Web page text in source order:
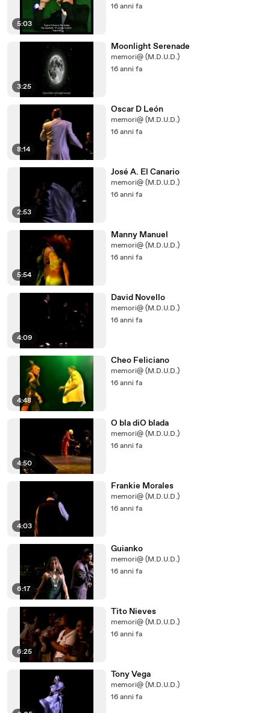
5:03
16 anni fa
3:25
Moonlight Serenade
memori@ (M.D.U.D.)
16 anni fa
8:14
Oscar D León
memori@ (M.D.U.D.)
16 anni fa
2:53
José A. El Canario
memori@ (M.D.U.D.)
16 anni fa
5:54
Manny Manuel
memori@ (M.D.U.D.)
16 anni fa
4:09
David Novello
memori@ (M.D.U.D.)
16 anni fa
4:48
Cheo Feliciano
memori@ (M.D.U.D.)
16 anni fa
4:50
O bla diO blada
memori@ (M.D.U.D.)
16 anni fa
4:03
Frankie Morales
memori@ (M.D.U.D.)
16 anni fa
6:17
Guianko
memori@ (M.D.U.D.)
16 anni fa
6:25
Tito Nieves
memori@ (M.D.U.D.)
16 anni fa
Tony Vega
memori@ (M.D.U.D.)
16 anni fa